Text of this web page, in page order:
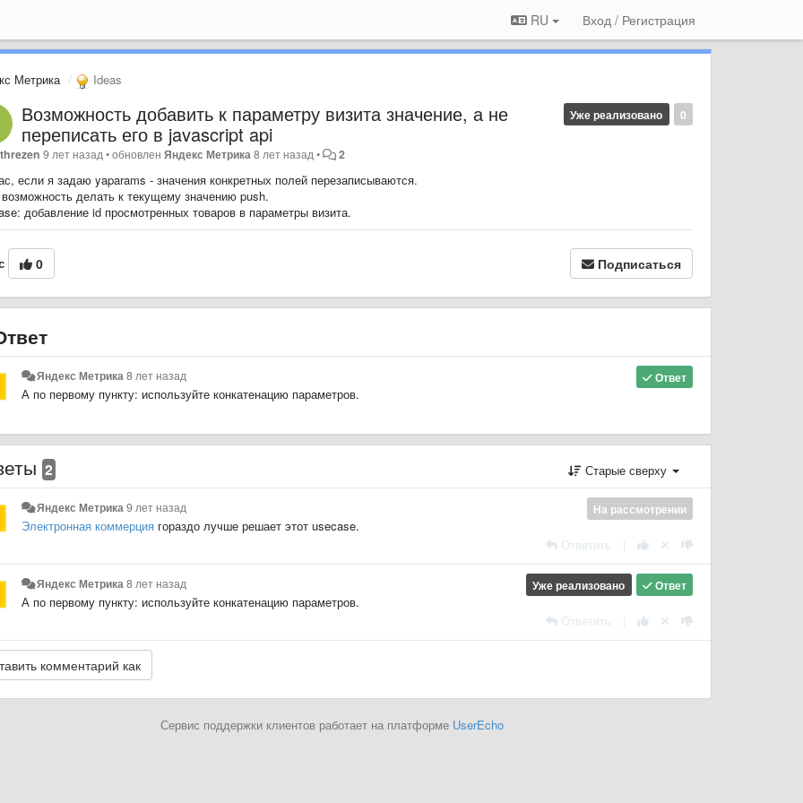
RU Вход / Регистрация
Метрика Ideas
0
Уже реализовано
Возможность добавить к параметру визита значение, а не
переписать его в javascript api
9 лет назад •обновлен Яндекс Метрика 8 лет назад • 2
если я задаю yaparams - значения конкретных полей перезаписываются.
делать к текущему значению push.
добавление id просмотренных товаров в параметры визита.
0 Подписаться
Ответ
Яндекс Метрика 8 лет назад
А по первому пункту: используйте конкатенацию параметров.
2 Старые сверху
На рассмотрении
Яндекс Метрика 9 лет назад
Электронная коммерциягораздо лучше решает этот usecase.
Ответить
Ответ
Уже реализовано
Яндекс Метрика 8 лет назад
А по первому пункту: используйте конкатенацию параметров.
Ответить
Сервис поддержки клиентов работает на платформе UserEcho